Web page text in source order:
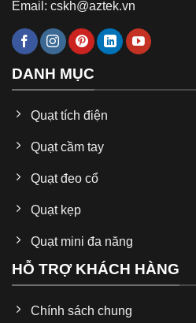
Email: cskh@aztek.vn
DANH MỤC
Quạt tích điện
Quạt cầm tay
Quạt đeo cổ
Quạt kẹp
Quạt mini đa năng
HỖ TRỢ KHÁCH HÀNG
Chính sách chung